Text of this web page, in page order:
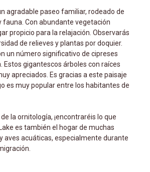
fauna. Con abundante vegetación
propicio para la relajación. Observarás
de relieves y plantas por doquier.
un número significativo de cipreses
Estos gigantescos árboles con raíces
apreciados. Es gracias a este paisaje
es muy popular entre los habitantes de
la ornitología, ¡encontraréis lo que
es también el hogar de muchas
aves acuáticas, especialmente durante